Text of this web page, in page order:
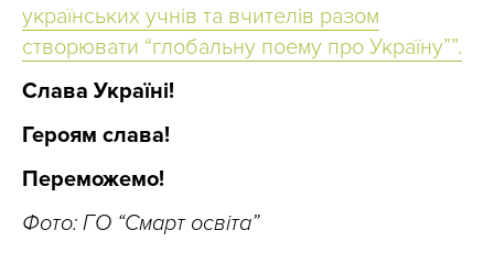
українських учнів та вчителів разом
створювати “глобальну поему про Україну””.
Слава Україні!
Героям слава!
Переможемо!
Фото: ГО “Смарт освіта”